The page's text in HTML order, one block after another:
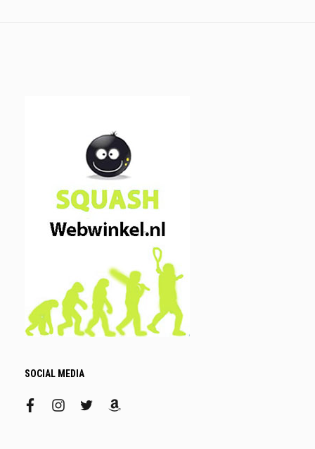
SOCIAL MEDIA
facebookinstagram
twitteramazon